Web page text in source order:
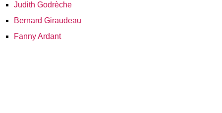
Judith Godrèche
Bernard Giraudeau
Fanny Ardant